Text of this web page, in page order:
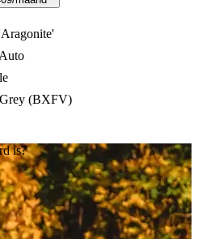
(BXFV)
is?